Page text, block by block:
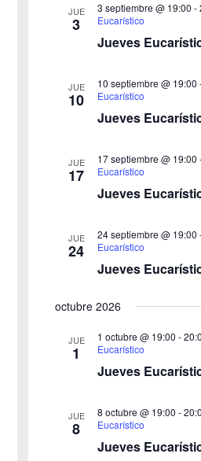
JUE
3
Jueves
3 septiembre @ 19:00 -
Eucarístico
JUE
10
Jueves
10 septiembre @ 19:00
Eucarístico
JUE
17
Jueves
17 septiembre @ 19:00
Eucarístico
JUE
24
Jueves
24 septiembre @ 19:00
Eucarístico
octubre 2026
JUE
1
Jueves
1 octubre @ 19:00 -
Eucarístico
JUE
8
Jueves
8 octubre @ 19:00 -
Eucarístico